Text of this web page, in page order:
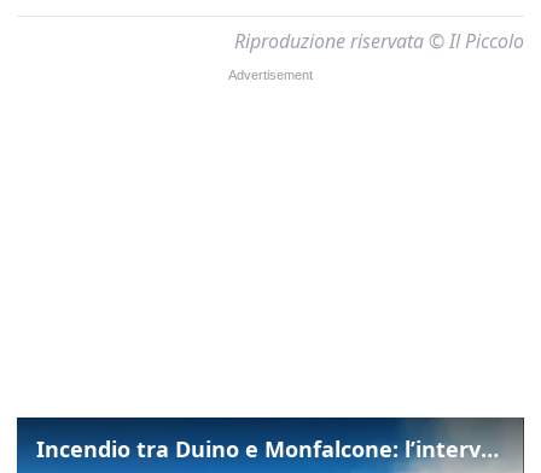
Riproduzione riservata © Il Piccolo
Incendio tra Duino e Monfalcone: l’intervento dei vigili del fuoco